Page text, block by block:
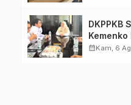
DKPPKB
Kemenko
Perkuat
calendar_monthKam, 6